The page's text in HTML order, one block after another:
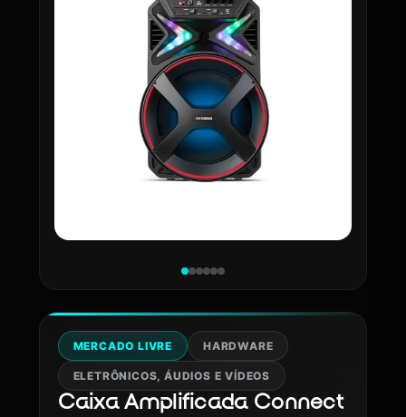
MERCADO LIVRE HARDWARE
ELETRÔNICOS, ÁUDIOS E VÍDEOS
Caixa Amplificada Connect